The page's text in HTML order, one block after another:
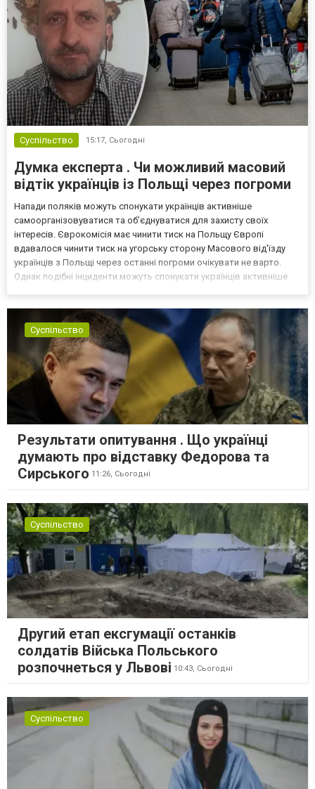
Суспільство 15:17, Сьогодні
Думка експерта . Чи можливий масовий
відтік українців із Польщі через погроми
Напади поляків можуть спонукати українців активніше
самоорганізовуватися та об’єднуватися для захисту своїх
інтересів. Єврокомісія має чинити тиск на Польщу Європі
вдавалося чинити тиск на угорську сторону Масового від'їзду
українців з Польщі через останні погроми очікувати не варто.
Однак подібні інциденти можуть спонукати українців активніше
Суспільство
Результати опитування . Що українці
думають про відставку Федорова та
Сирського 11:26, Сьогодні
Суспільство
Другий етап ексгумації останків
солдатів Війська Польського
розпочнеться у Львові 10:43, Сьогодні
Суспільство